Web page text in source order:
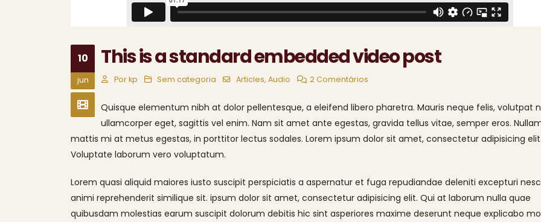
10
jun
This is a standard embedded video post
Por kp Sem categoria Articles, Audio 2 Comentários
Quisque elementum nibh at dolor pellentesque, a eleifend libero pharetra. Mauris neque felis, volutpat
ullamcorper eget, sagittis vel enim. Nam sit amet ante egestas, gravida tellus vitae, semper eros.
mattis mi at metus egestas, in porttitor lectus sodales. Lorem ipsum dolor sit amet, consectetur adipisicing
Voluptate laborum vero voluptatum.
Lorem quasi aliquid maiores iusto suscipit perspiciatis a aspernatur et fuga repudiandae deleniti excepturi
animi reprehenderit similique sit. ipsum dolor sit amet, consectetur adipisicing elit. Qui at laborum nulla quae
quibusdam molestias earum suscipit dolorum debitis hic sint asperiores maxime deserunt neque explicabo